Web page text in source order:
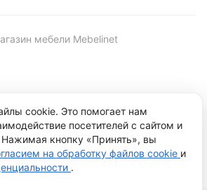
мебели Mebelinet
студияРекламный контент
cookie. Это помогает нам
посетителей с сайтом и
Нажимая кнопку «Принять», вы
на обработку файлов cookie и
.